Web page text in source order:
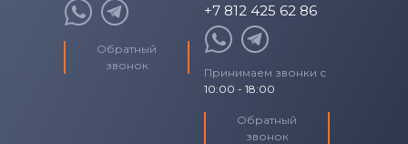
Обратный
звонок
+7 812 425 62 86
Принимаем звонки с
10:00 - 18:00
Обратный
звонок